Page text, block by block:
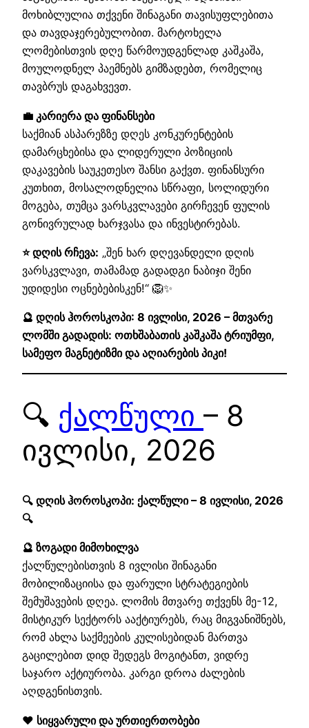
მოხიბლულია თქვენი შინაგანი თავისუფლებითა
და თავდაჯერებულობით. მარტოხელა
ლომებისთვის დღე წარმოუდგენლად კაშკაშა,
მოულოდნელ პაემნებს გიმზადებთ, რომელიც
თავბრუს დაგახვევთ.
💼 კარიერა და ფინანსები
საქმიან ასპარეზზე დღეს კონკურენტების
დამარცხებისა და ლიდერული პოზიციის
დაკავების საუკეთესო შანსი გაქვთ. ფინანსური
კუთხით, მოსალოდნელია სწრაფი, სოლიდური
მოგება, თუმცა ვარსკვლავები გირჩევენ ფულის
გონივრულად ხარჯვასა და ინვესტირებას.
⭐ დღის რჩევა: „შენ ხარ დღევანდელი დღის
ვარსკვლავი, თამამად გადადგი ნაბიჯი შენი
უდიდესი ოცნებებისკენ!“ 🦁✨
🔮 დღის ჰოროსკოპი: 8 ივლისი, 2026 – მთვარე
ლომში გადადის: ოთხშაბათის კაშკაშა ტრიუმფი,
სამეფო მაგნეტიზმი და აღიარების პიკი!
🔍 ქალწული – 8
ივლისი, 2026
🔍 დღის ჰოროსკოპი: ქალწული – 8 ივლისი, 2026
🔍
🔮 ზოგადი მიმოხილვა
ქალწულებისთვის 8 ივლისი შინაგანი
მობილიზაციისა და ფარული სტრატეგიების
შემუშავების დღეა. ლომის მთვარე თქვენს მე-12,
მისტიკურ სექტორს ააქტიურებს, რაც მიგვანიშნებს,
რომ ახლა საქმეების კულისებიდან მართვა
გაცილებით დიდ შედეგს მოგიტანთ, ვიდრე
საჯარო აქტიურობა. კარგი დროა ძალების
აღდგენისთვის.
❤️ სიყვარული და ურთიერთობები